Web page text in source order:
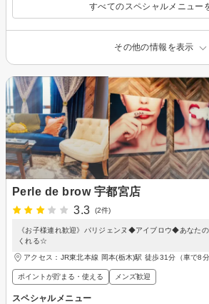
すべてのスペシャルメニュー
その他の情報を表示
Perle de brow 宇都宮店
3.3
(2件)
《お子様連れ歓迎》パリジェンヌ◆アイブロウ◆あなた
くれる☆
アクセス：JR東北本線 岡本(栃木)駅 徒歩31分（車で8分
ポイントが貯まる・使える メンズ歓迎
スペシャルメニュー